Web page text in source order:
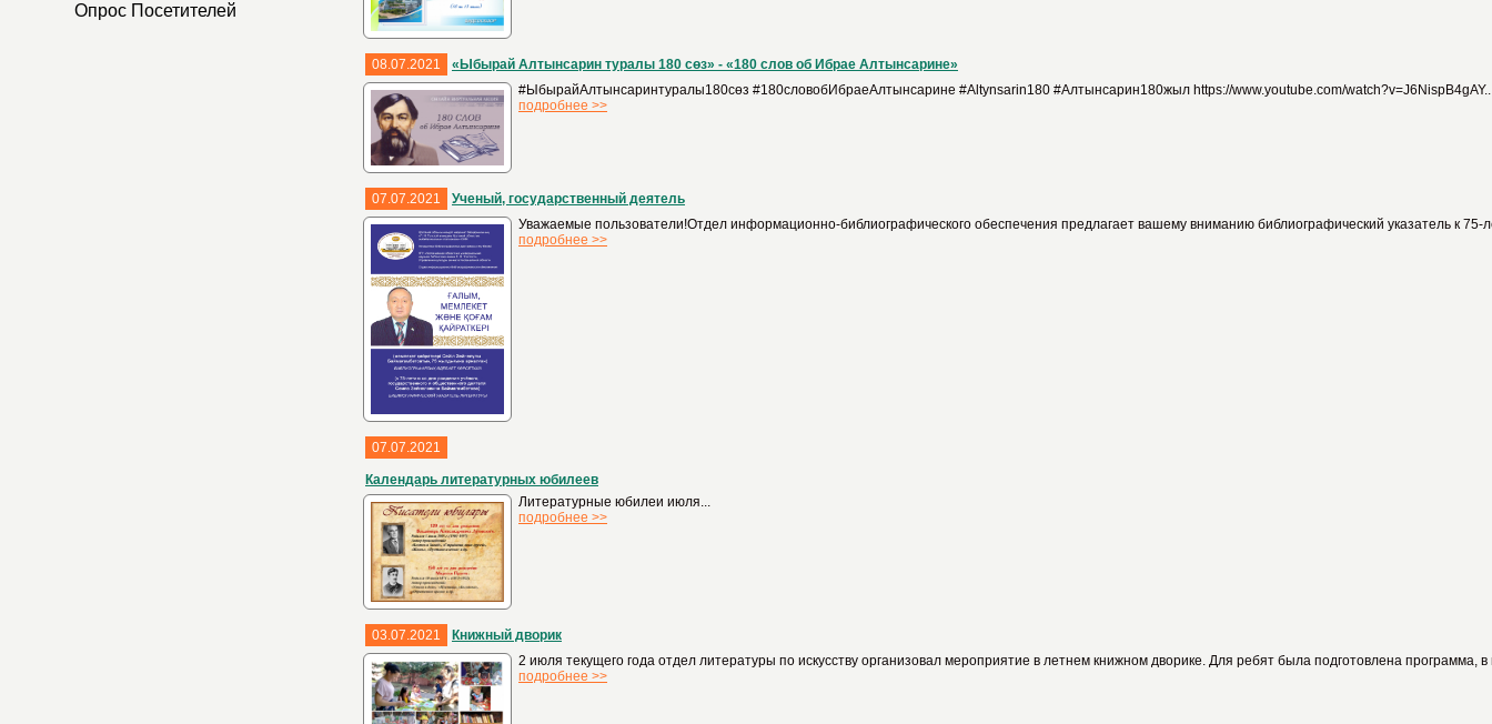
Опрос Посетителей
08.07.2021
«Ыбырай Алтынсарин туралы 180 сөз» - «180 слов об Ибрае Алтынсарине»
#ЫбырайАлтынсаринтуралы180сөз #180словобИбраеАлтынсарине #Altynsarin180 #Алтынсарин180жыл https://www.youtube.com/
подробнее >>
07.07.2021
Ученый, государственный деятель
Уважаемые пользователи!Отдел информационно-библиографического обеспечения предлагает вашему вниманию библиографический указатель к
подробнее >>
07.07.2021
Календарь литературных юбилеев
Литературные юбилеи июля...
подробнее >>
03.07.2021
Книжный дворик
2 июля текущего года отдел литературы по искусству организовал мероприятие в летнем книжном дворике. Для ребят была подготовлена
подробнее >>